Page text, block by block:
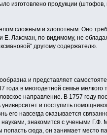
изготовлено продукции
сложным и хлопотным. Оно
Е. Лаксман, по-видимому, не
другому содержателю.
и представляет
в многодетной семье
направление. В 1757 году
и поступить
его навсегда оказывается
знакомится с учеными
сюда, он занимает место